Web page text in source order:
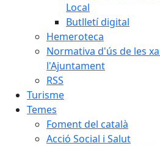
Local
Butlletí digital
Hemeroteca
Normativa d'ús de les
l'Ajuntament
RSS
Turisme
Temes
Foment del català
Acció Social i Salut